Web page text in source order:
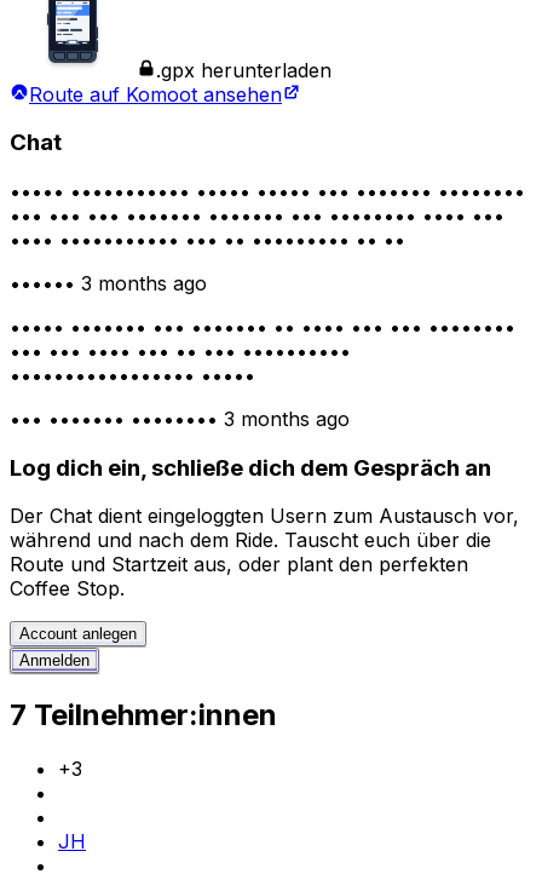
.gpx herunterladen
Route auf Komoot ansehen
Chat
••••• ••••••••••• ••••• ••••• ••• ••••••• ••••••••
••• ••• ••• ••••••• ••••••• ••• •••••••• •••• •••
•••• ••••••••••• ••• •• ••••••••• •• ••
•••••• 3 months ago
••••• ••••••• ••• ••••••• •• •••• ••• ••• ••••••••
••• ••• •••• ••• •• ••• ••••••••••
••••••••••••••••• •••••
••• ••••••• •••••••• 3 months ago
Log dich ein, schließe dich dem Gespräch an
Der Chat dient eingeloggten Usern zum Austausch vor,
während und nach dem Ride. Tauscht euch über die
Route und Startzeit aus, oder plant den perfekten
Coffee Stop.
Account anlegen
Anmelden
7 Teilnehmer:innen
+3
JH